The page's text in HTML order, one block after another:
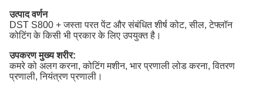
उत्पाद वर्णन
DST S800 + जस्ता परत पेंट और संबंधित शीर्ष कोट, सील, टेफ्लॉन
कोटिंग के किसी भी प्रकार के लिए उपयुक्त है।
उपकरण मुख्य शरीर:
कमरे को अलग करना, कोटिंग मशीन, भार प्रणाली लोड करना, वितरण
प्रणाली, नियंत्रण प्रणाली।